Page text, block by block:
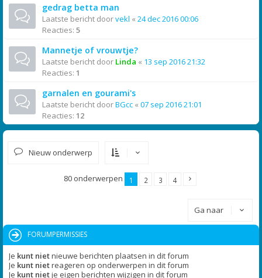
gedrag betta man
Laatste bericht doorvekl « 24 dec 2016 00:06
Reacties: 5
Mannetje of vrouwtje?
Laatste bericht door Linda « 13 sep 2016 21:32
Reacties: 1
garnalen en gourami's
Laatste bericht doorBGcc « 07 sep 2016 21:01
Reacties: 12
Nieuw onderwerp
80 onderwerpen 1 2 3 4
Ga naar
FORUMPERMISSIES
Je kunt nietnieuwe berichten plaatsen in dit forum
Je kunt nietreageren op onderwerpen in dit forum
Je kunt nietje eigen berichten wijzigen in dit forum